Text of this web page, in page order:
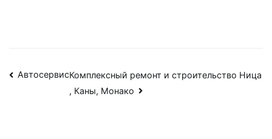
Навигация
АвтосервисКомплексный ремонт и строительство Ница
, Каны, Монако